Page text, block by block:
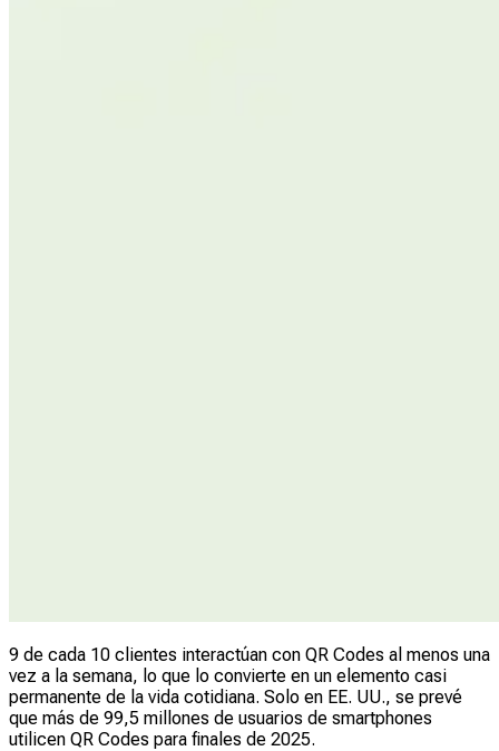
9 de cada 10 clientes interactúan con QR Codes al menos una
vez a la semana, lo que lo convierte en un elemento casi
permanente de la vida cotidiana. Solo en EE. UU., se prevé
que más de 99,5 millones de usuarios de smartphones
utilicen QR Codes para finales de 2025.